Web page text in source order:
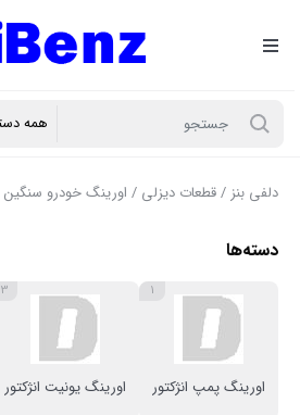
دلفی بنز /قطعات دیزلی / اورینگ خودرو سنگین
دسته‌ها
اورینگ پمپ انژکتور
1
اورینگ یونیت انژکتور
3